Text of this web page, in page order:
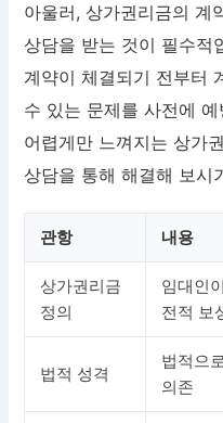
아울러, 상가권리금의 계
상담을 받는 것이 필수적
계약이 체결되기 전부터
수 있는 문제를 사전에
어렵게만 느껴지는 상가
상담을 통해 해결해 보시
관항 내용
상가권리금
정의
임대인
전적 보
법적 성격
법적으
의존